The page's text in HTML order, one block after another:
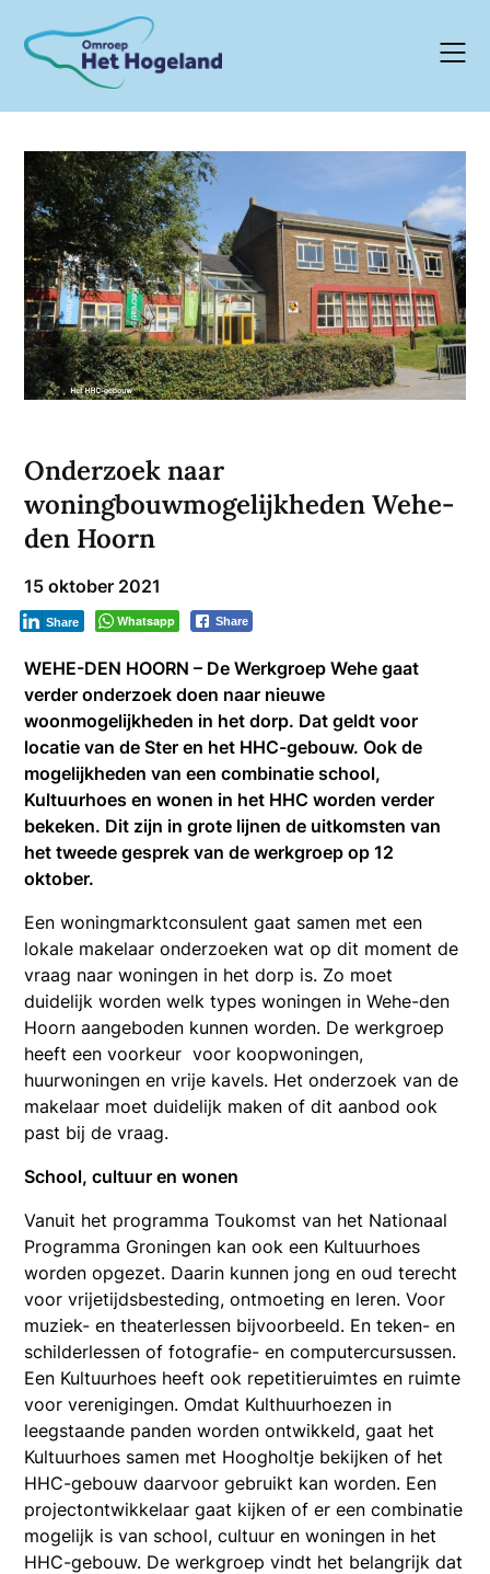
content
Onderzoek naar
woningbouwmogelijkheden Wehe-
den Hoorn
15 oktober 2021
Whatsapp Share
Share
WEHE-DEN HOORN – De Werkgroep Wehe gaat
verder onderzoek doen naar nieuwe
woonmogelijkheden in het dorp. Dat geldt voor
locatie van de Ster en het HHC-gebouw. Ook de
mogelijkheden van een combinatie school,
Kultuurhoes en wonen in het HHC worden verder
bekeken. Dit zijn in grote lijnen de uitkomsten van
het tweede gesprek van de werkgroep op 12
oktober.
Een woningmarktconsulent gaat samen met een
lokale makelaar onderzoeken wat op dit moment de
vraag naar woningen in het dorp is. Zo moet
duidelijk worden welk types woningen in Wehe-den
Hoorn aangeboden kunnen worden. De werkgroep
heeft een voorkeur voor koopwoningen,
huurwoningen en vrije kavels. Het onderzoek van de
makelaar moet duidelijk maken of dit aanbod ook
past bij de vraag.
School, cultuur en wonen
Vanuit het programma Toukomst van het Nationaal
Programma Groningen kan ook een Kultuurhoes
worden opgezet. Daarin kunnen jong en oud terecht
voor vrijetijdsbesteding, ontmoeting en leren. Voor
muziek- en theaterlessen bijvoorbeeld. En teken- en
schilderlessen of fotografie- en computercursussen.
Een Kultuurhoes heeft ook repetitieruimtes en ruimte
voor verenigingen. Omdat Kulthuurhoezen in
leegstaande panden worden ontwikkeld, gaat het
Kultuurhoes samen met Hoogholtje bekijken of het
HHC-gebouw daarvoor gebruikt kan worden. Een
projectontwikkelaar gaat kijken of er een combinatie
mogelijk is van school, cultuur en woningen in het
HHC-gebouw. De werkgroep vindt het belangrijk dat